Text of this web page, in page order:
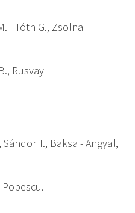
- Tóth G., Zsolnai -
Rusvay
T., Baksa - Angyal,
Popescu.